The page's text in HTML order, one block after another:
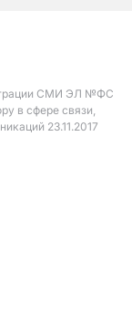
СМИ ЭЛ №ФС
в сфере связи,
23.11.2017